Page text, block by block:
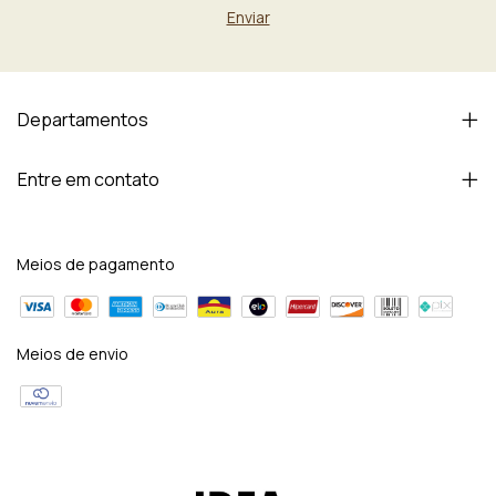
Departamentos
Entre em contato
Meios de pagamento
Meios de envio